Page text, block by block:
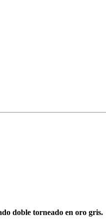
doble torneado en oro gris.